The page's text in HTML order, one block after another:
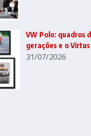
VW Polo: quadros
gerações e o Virtus
31/07/2026